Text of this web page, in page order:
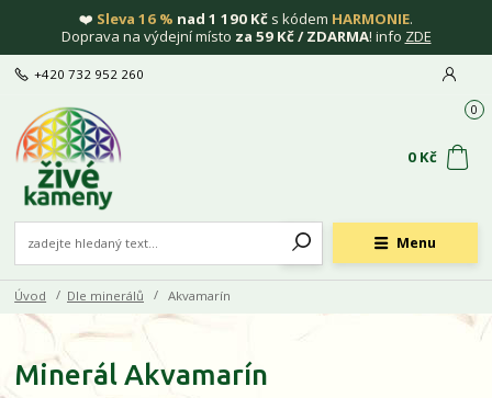
❤️ Sleva 16 % nad 1 190 Kč s kódem HARMONIE.
Doprava na výdejní místo za 59 Kč / ZDARMA! info ZDE
Menu
+420 732 952 260
0
0 Kč
Úvod Dle minerálů Akvamarín
Minerál Akvamarín